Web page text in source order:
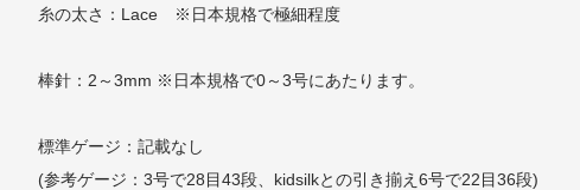
糸の太さ：Lace ※日本規格で極細程度
棒針：2～3mm ※日本規格で0～3号にあたります。
標準ゲージ：記載なし
(参考ゲージ：3号で28目43段、kidsilkとの引き揃え6号で22目36段)